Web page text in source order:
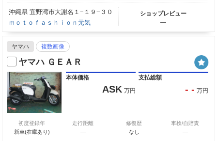
沖縄県 宜野湾市大謝名１−１９−３０
ｍｏｔｏｆａｓｈｉｏｎ元気
ショップレビュー
―
ヤマハ 複数画像
ヤマハ ＧＥＡＲ
本体価格
ASK 万円
支払総額
- - 万円
初度登録年
新車(在庫あり)
走行距離
―
修復歴
なし
車検/自賠責
―